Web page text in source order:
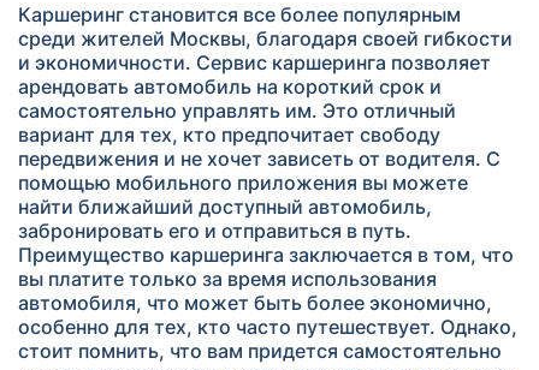
Каршеринг становится все более популярным
среди жителей Москвы, благодаря своей гибкости
и экономичности. Сервис каршеринга позволяет
арендовать автомобиль на короткий срок и
самостоятельно управлять им. Это отличный
вариант для тех, кто предпочитает свободу
передвижения и не хочет зависеть от водителя. С
помощью мобильного приложения вы можете
найти ближайший доступный автомобиль,
забронировать его и отправиться в путь.
Преимущество каршеринга заключается в том, что
вы платите только за время использования
автомобиля, что может быть более экономично,
особенно для тех, кто часто путешествует. Однако,
стоит помнить, что вам придется самостоятельно